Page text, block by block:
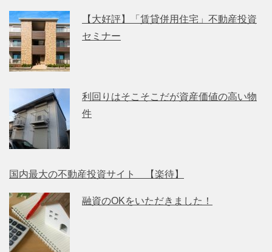
【大好評】「賃貸併用住宅」不動産投資
セミナー
利回りはそこそこだが資産価値の高い物
件
国内最大の不動産投資サイト 【楽待】
融資のOKをいただきました！